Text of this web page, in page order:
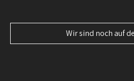
Wir sind noch auf